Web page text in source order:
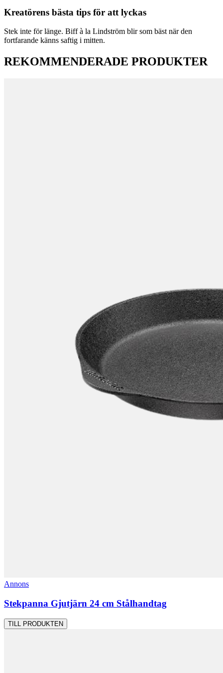
Kreatörens bästa tips för att lyckas
Stek inte för länge. Biff à la Lindström blir som bäst när den
fortfarande känns saftig i mitten.
REKOMMENDERADE PRODUKTER
Annons
Stekpanna Gjutjärn 24 cm Stålhandtag
TILL PRODUKTEN